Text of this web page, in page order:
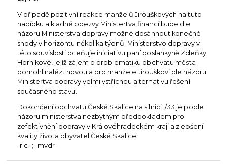
V případě pozitivní reakce manželů Jirouškových na tuto
nabídku a kladné odezvy Ministertva financí bude dle
názoru Ministerstva dopravy možné dosáhnout konečné
shody v horizontu několika týdnů. Ministerstvo dopravy v
této souvislosti oceňuje iniciativu paní poslankyně Zdeňky
Horníkové, jejíž zájem o problematiku obchvatu města
pomohl nalézt novou a pro manžele Jirouškovi dle názoru
Ministertva dopravy velmi vstřícnou alternativu řešení
současného stavu.
Dokončení obchvatu České Skalice na silnici I/33 je podle
názoru ministerstva nezbytným předpokladem pro
zefektivnění dopravy v Královéhradeckém kraji a zlepšení
kvality života obyvatel České Skalice.
-ric- ; -mvdr-